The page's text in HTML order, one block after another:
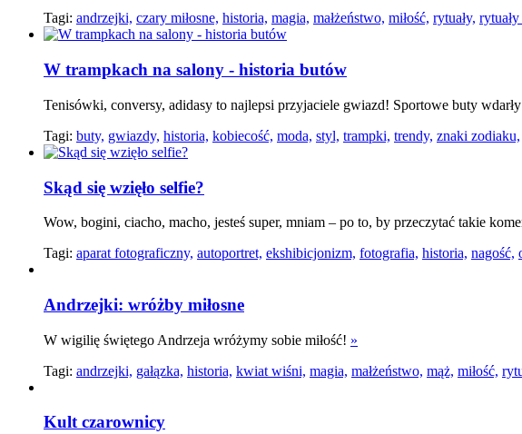
Tagi: andrzejki, czary miłosne, historia, magia, małżeństwo, miłość, rytuały, rytuały
W trampkach na salony - historia butów
Tenisówki, conversy, adidasy to najlepsi przyjaciele gwiazd! Sportowe buty
Tagi: buty, gwiazdy, historia, kobiecość, moda, styl, trampki, trendy, znaki zodiaku,
Skąd się wzięło selfie?
Wow, bogini, ciacho, macho, jesteś super, mniam – po to, by przeczytać takie
Tagi: aparat fotograficzny, autoportret, ekshibicjonizm, fotografia, historia, nagość,
Andrzejki: wróżby miłosne
W wigilię świętego Andrzeja wróżymy sobie miłość! »
Tagi: andrzejki, gałązka, historia, kwiat wiśni, magia, małżeństwo, mąż, miłość,
Kult czarownicy